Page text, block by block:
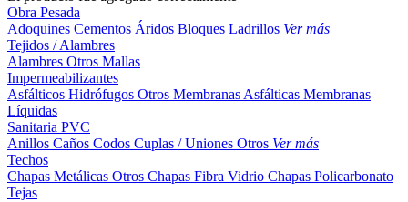
Obra Pesada
Adoquines Cementos Áridos Bloques Ladrillos Ver más
Tejidos / Alambres
Alambres Otros Mallas
Impermeabilizantes
Asfálticos Hidrófugos Otros Membranas Asfálticas Membranas
Líquidas
Sanitaria PVC
Anillos Caños Codos Cuplas / Uniones Otros Ver más
Techos
Chapas Metálicas Otros Chapas Fibra Vidrio Chapas Policarbonato
Tejas